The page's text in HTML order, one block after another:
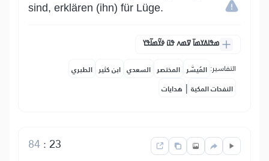
sind, erklären (ihn) für Lüge.
ߘߟߊߡߌߘߊ߫ ߜߘߍ ߟߎ߫ ߦߌ߬ߘߊ߬ߟߌ
التفاسير: المُيسَّر المختصر السعدي ابن كثير الطبري
النفحات المكية | هدايات
23
:
84